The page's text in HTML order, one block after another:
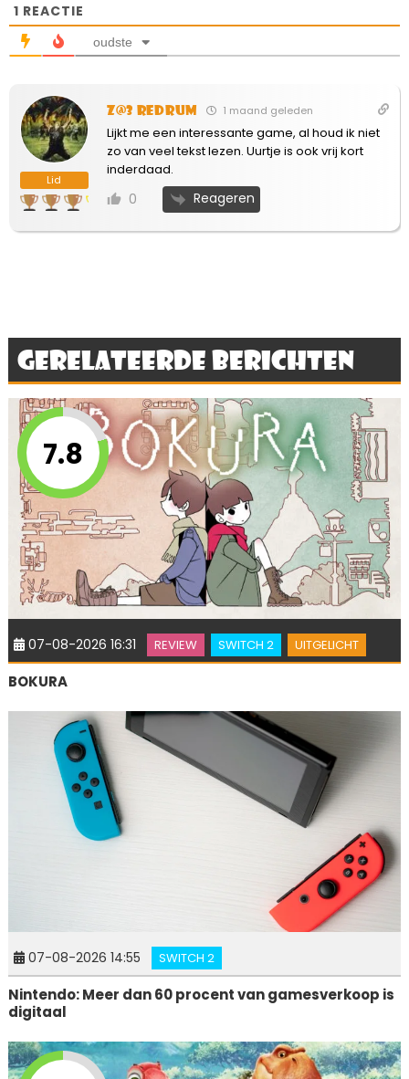
1 REACTIE
oudste
Lid
Z@3 Redrum 1 maand geleden
Lijkt me een interessante game, al houd ik niet
zo van veel tekst lezen. Uurtje is ook vrij kort
inderdaad.
0 Reageren
Gerelateerde berichten
7.8
07-08-2026 16:31 REVIEW SWITCH 2 UITGELICHT
BOKURA
07-08-2026 14:55 SWITCH 2
Nintendo: Meer dan 60 procent van gamesverkoop is
digitaal